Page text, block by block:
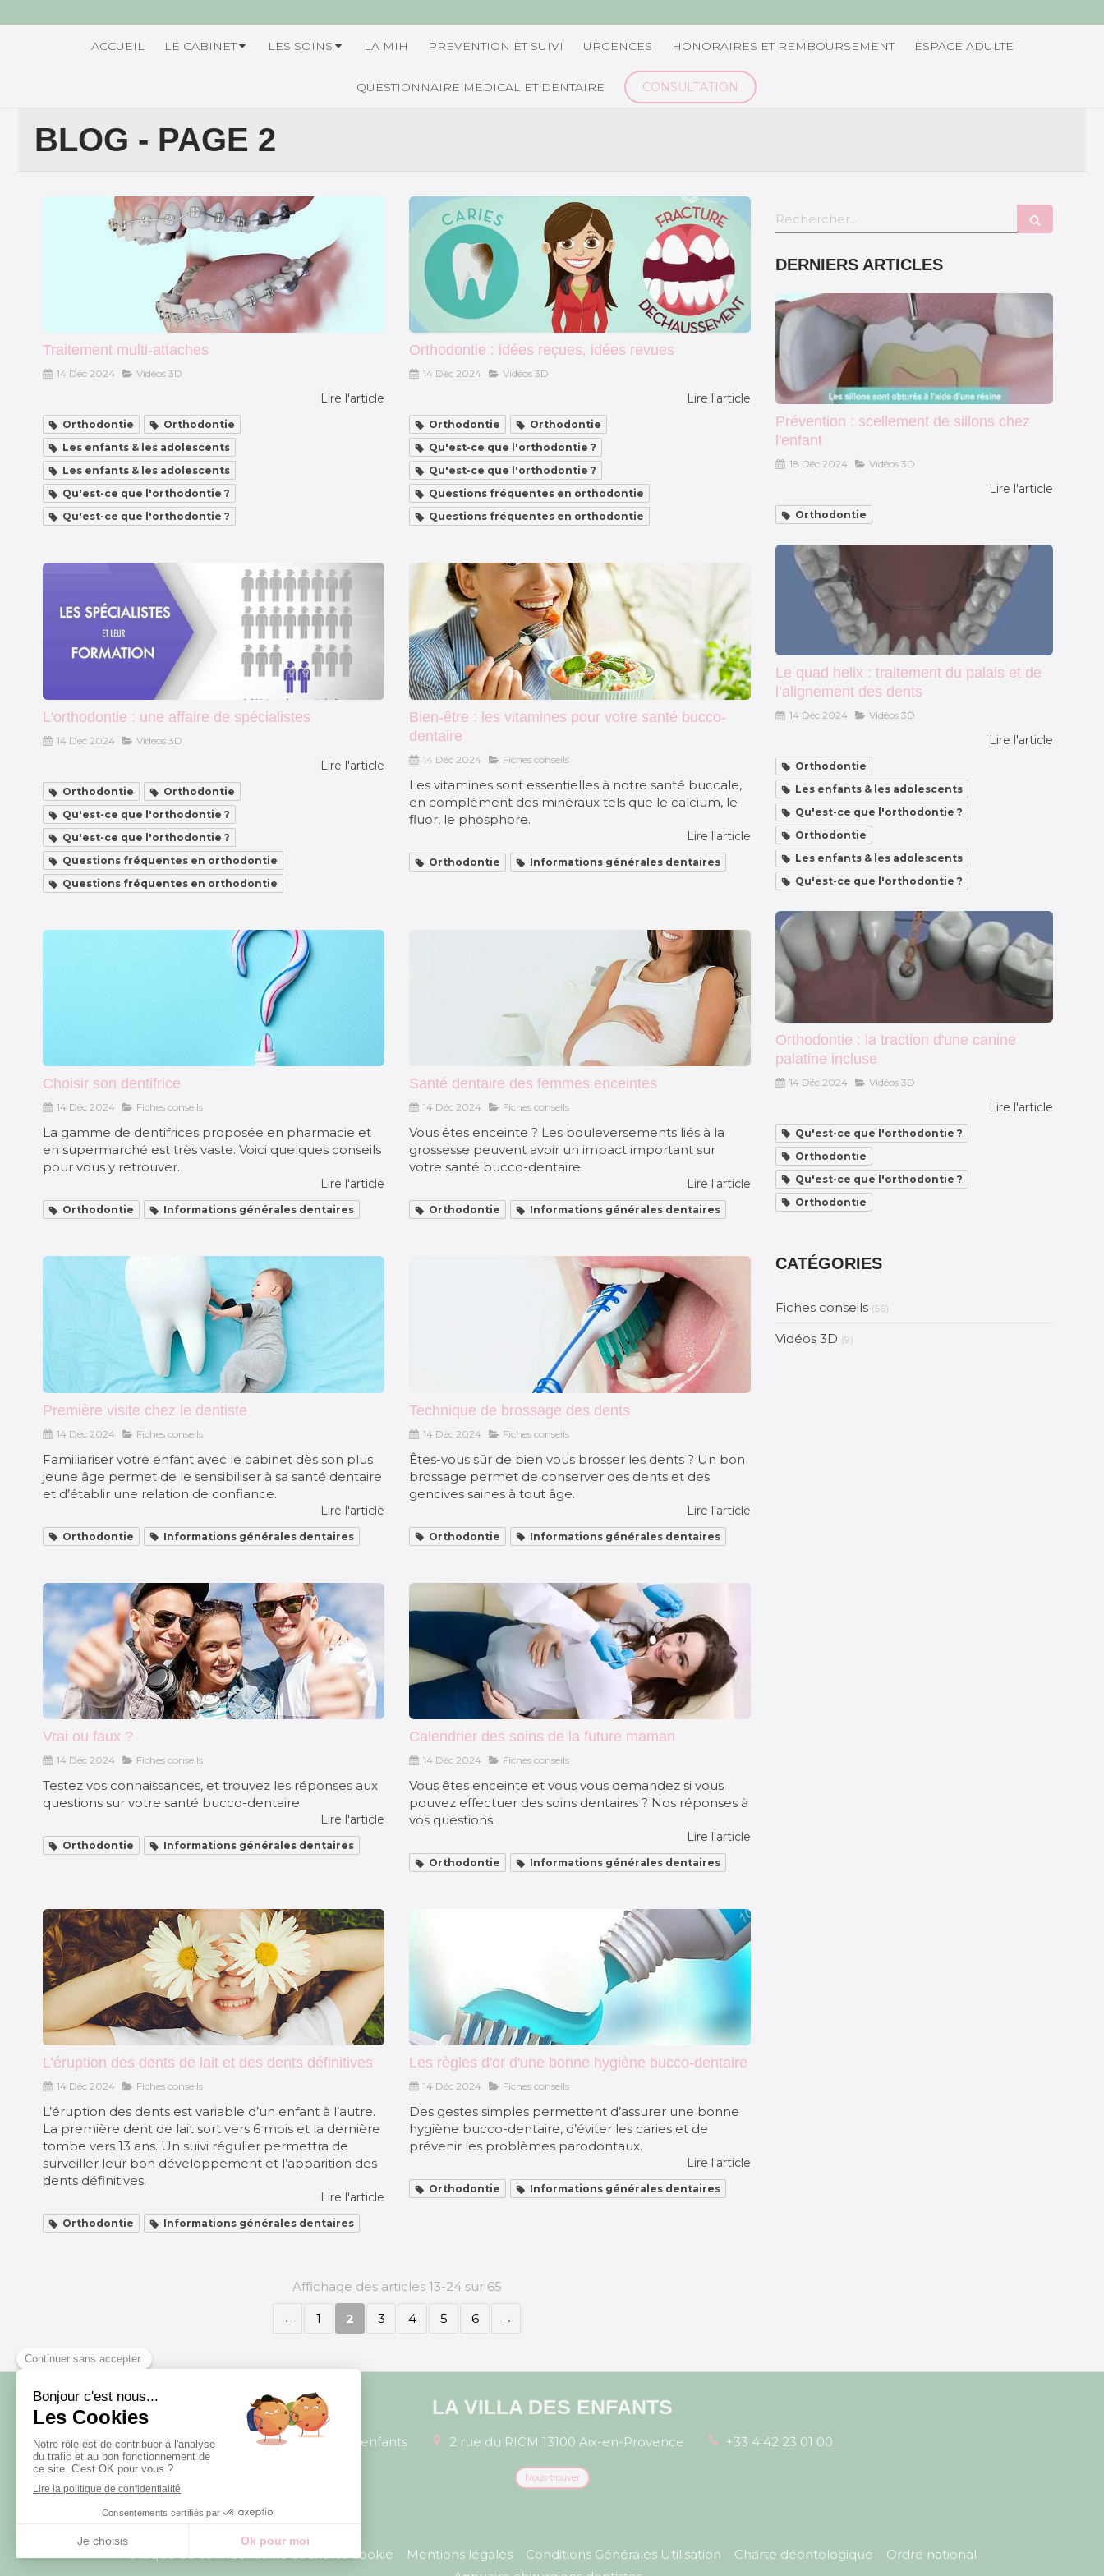
ACCUEIL LE CABINET LES SOINS LA MIH PREVENTION ET SUIVI URGENCES HONORAIRES ET REMBOURSEMENT ESPACE ADULTE
QUESTIONNAIRE MEDICAL ET DENTAIRE CONSULTATION
BLOG - PAGE 2
Traitement multi-attaches
14 Déc 2024 Vidéos 3D
Lire l'article
Orthodontie
Orthodontie
Les enfants & les adolescents
Les enfants & les adolescents
Qu'est-ce que l'orthodontie ?
Qu'est-ce que l'orthodontie ?
Orthodontie : idées reçues, idées revues
14 Déc 2024 Vidéos 3D
Lire l'article
Orthodontie
Orthodontie
Qu'est-ce que l'orthodontie ?
Qu'est-ce que l'orthodontie ?
Questions fréquentes en orthodontie
Questions fréquentes en orthodontie
L'orthodontie : une affaire de spécialistes
14 Déc 2024 Vidéos 3D
Lire l'article
Orthodontie
Orthodontie
Qu'est-ce que l'orthodontie ?
Qu'est-ce que l'orthodontie ?
Questions fréquentes en orthodontie
Questions fréquentes en orthodontie
Bien-être : les vitamines pour votre santé bucco-
dentaire
14 Déc 2024 Fiches conseils
Les vitamines sont essentielles à notre santé buccale,
en complément des minéraux tels que le calcium, le
fluor, le phosphore.
Lire l'article
Orthodontie Informations générales dentaires
Choisir son dentifrice
14 Déc 2024 Fiches conseils
La gamme de dentifrices proposée en pharmacie et
en supermarché est très vaste. Voici quelques conseils
pour vous y retrouver.
Lire l'article
Orthodontie Informations générales dentaires
Santé dentaire des femmes enceintes
14 Déc 2024 Fiches conseils
Vous êtes enceinte ? Les bouleversements liés à la
grossesse peuvent avoir un impact important sur
votre santé bucco-dentaire.
Lire l'article
Orthodontie Informations générales dentaires
Première visite chez le dentiste
14 Déc 2024 Fiches conseils
Familiariser votre enfant avec le cabinet dès son plus
jeune âge permet de le sensibiliser à sa santé dentaire
et d’établir une relation de confiance.
Lire l'article
Orthodontie Informations générales dentaires
Technique de brossage des dents
14 Déc 2024 Fiches conseils
Êtes-vous sûr de bien vous brosser les dents ? Un bon
brossage permet de conserver des dents et des
gencives saines à tout âge.
Lire l'article
Orthodontie Informations générales dentaires
Vrai ou faux ?
14 Déc 2024 Fiches conseils
Testez vos connaissances, et trouvez les réponses aux
questions sur votre santé bucco-dentaire.
Lire l'article
Orthodontie Informations générales dentaires
Calendrier des soins de la future maman
14 Déc 2024 Fiches conseils
Vous êtes enceinte et vous vous demandez si vous
pouvez effectuer des soins dentaires ? Nos réponses à
vos questions.
Lire l'article
Orthodontie Informations générales dentaires
L’éruption des dents de lait et des dents définitives
14 Déc 2024 Fiches conseils
L’éruption des dents est variable d’un enfant à l’autre.
La première dent de lait sort vers 6 mois et la dernière
tombe vers 13 ans. Un suivi régulier permettra de
surveiller leur bon développement et l’apparition des
dents définitives.
Lire l'article
Orthodontie Informations générales dentaires
Les règles d'or d'une bonne hygiène bucco-dentaire
14 Déc 2024 Fiches conseils
Des gestes simples permettent d’assurer une bonne
hygiène bucco-dentaire, d’éviter les caries et de
prévenir les problèmes parodontaux.
Lire l'article
Orthodontie Informations générales dentaires
Affichage des articles 13-24 sur 65
1 2 3 4 5 6
Rechercher
DERNIERS ARTICLES
Prévention : scellement de sillons chez
l'enfant
18 Déc 2024 Vidéos 3D
Lire l'article
Orthodontie
Le quad helix : traitement du palais et de
l’alignement des dents
14 Déc 2024 Vidéos 3D
Lire l'article
Orthodontie
Les enfants & les adolescents
Qu'est-ce que l'orthodontie ?
Orthodontie
Les enfants & les adolescents
Qu'est-ce que l'orthodontie ?
Orthodontie : la traction d'une canine
palatine incluse
14 Déc 2024 Vidéos 3D
Lire l'article
Qu'est-ce que l'orthodontie ?
Orthodontie
Qu'est-ce que l'orthodontie ?
Orthodontie
CATÉGORIES
Fiches conseils (56)
Vidéos 3D (9)
LA VILLA DES ENFANTS
La villa des enfants 2 rue du RICM 13100 Aix-en-Provence +33 4 42 23 01 00
Nous trouver
Politique de confidentialité et charte cookie Mentions légales Conditions Générales Utilisation Charte déontologique
Ordre national